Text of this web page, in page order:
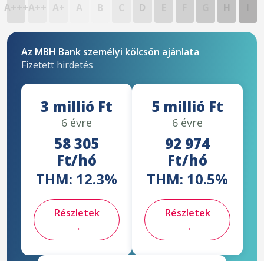
A+++A++ A+ A B C D
Az MBH Bank személyi kölcsön ajánlata
Fizetett hirdetés
3 millió Ft
6 évre
58 305
Ft/hó
THM: 12.3%
Részletek
→
5 millió Ft
6 évre
92 974
Ft/hó
THM: 10.5%
Részletek
→